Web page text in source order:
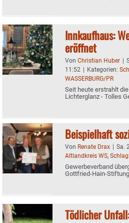
Innkaufhaus:
eröffnet
Von Christian Huber |
11:52 | Kategorien:
WASSERBURG/PR
Seit heute erstrahlt
Lichterglanz - Tolles
Beispielhaft
Von Renate Drax | Sa.
Altlandkreis WS,
Gewerbeverband
Gottfried-Hain-Stiftung
Tödlicher